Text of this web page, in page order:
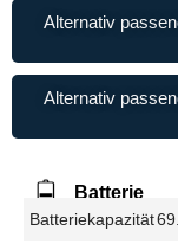
Alternativ
Alternativ
Batterie
Batteriekapazität